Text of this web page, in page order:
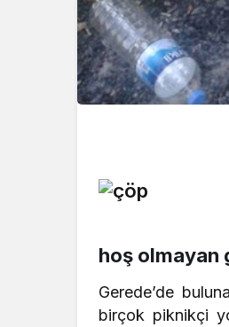
hoş olmayan
Gerede’de
birçok piknikçi